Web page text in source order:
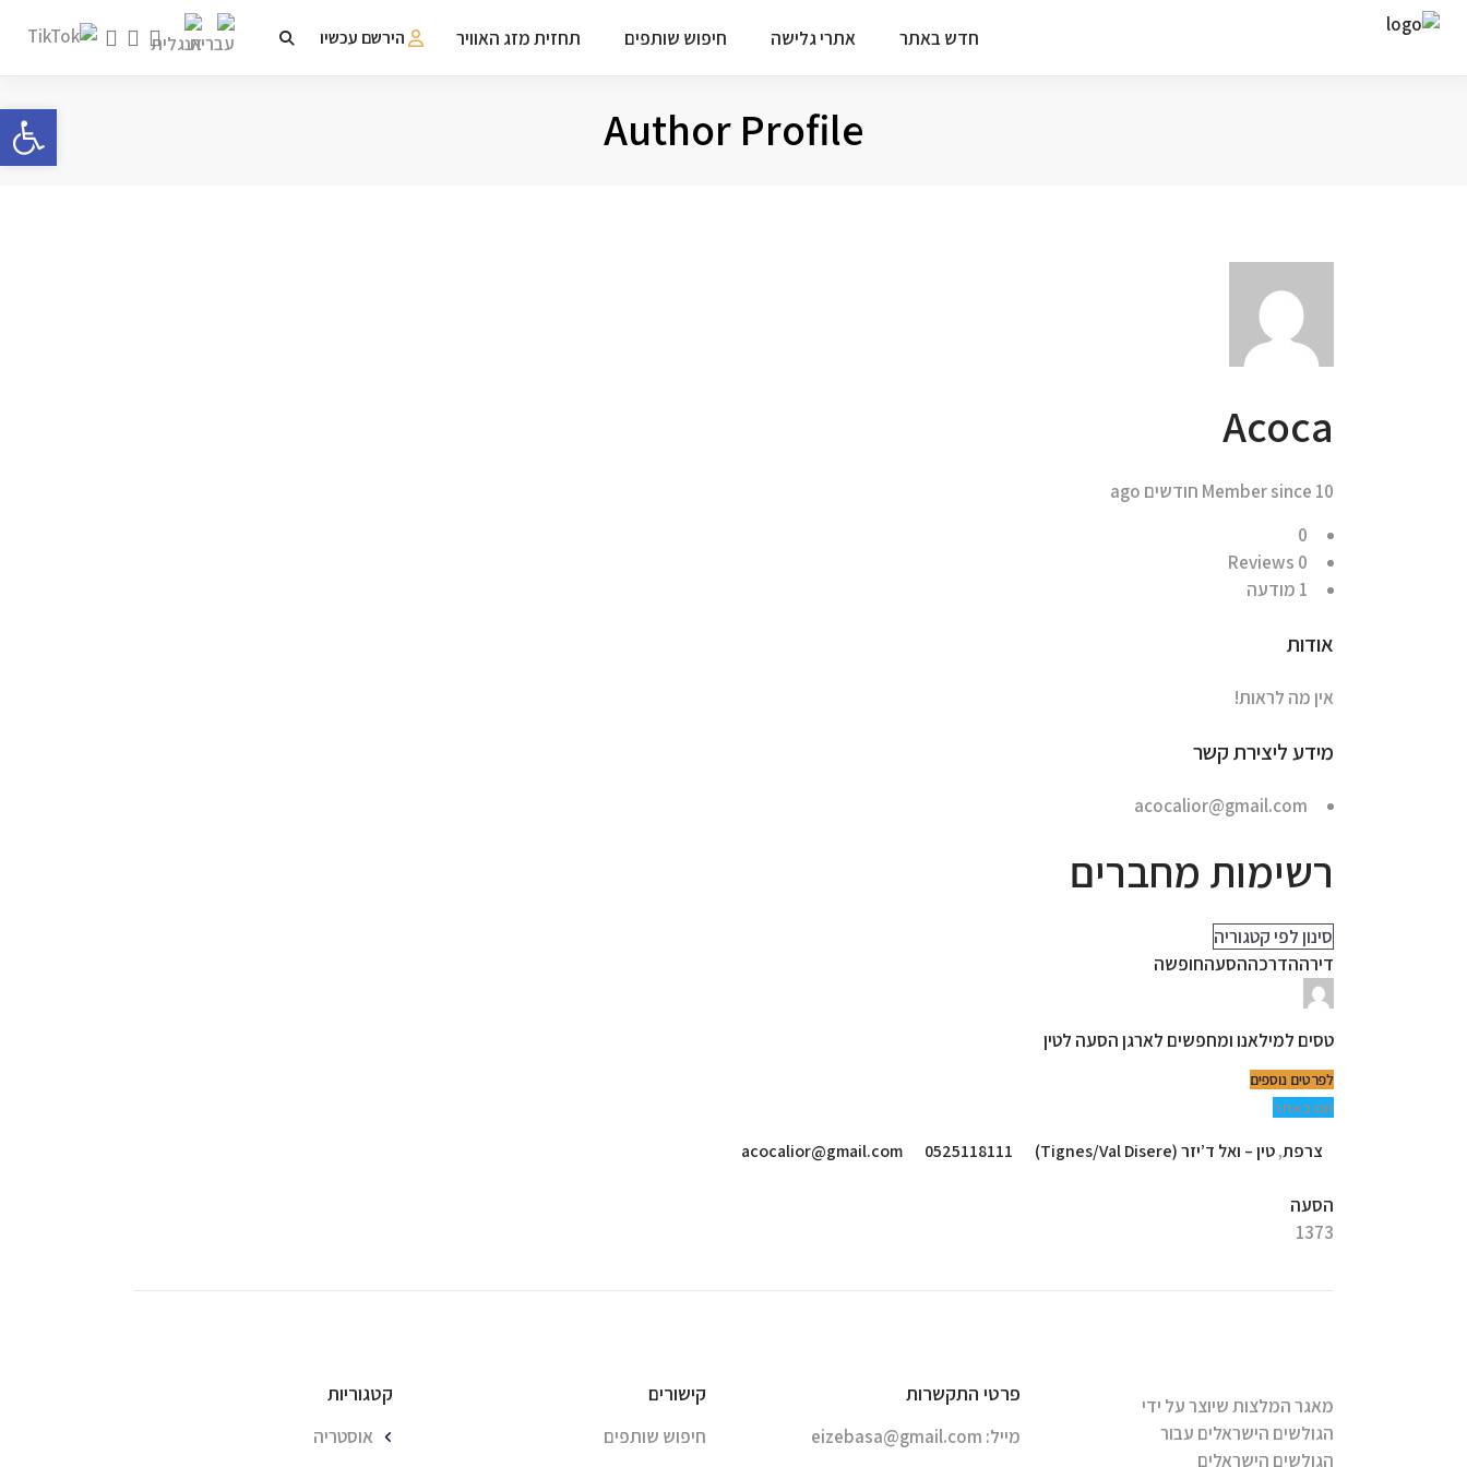
חדש באתר אתרי גלישה חיפוש שותפים תחזית מזג האוויר הירשם עכשיו
Author Profile
Acoca
Member since 10 חודשים ago
0
0
1 מודעה
אודות
אין מה לראות!
מידע ליצירת קשר
acocalior@gmail.com
רשימות מחברים
סינון לפי קטגוריה
דירההדרכההסעהחופשה
טסים למילאנו ומחפשים לארגן הסעה לטין
לפרטים נוספים
חם באתר
צרפת,טין – ואל ד’יזר (Tignes/Val Disere) 0525118111
acocalior@gmail.com
הסעה
1373
קטגוריות
אוסטריה
קישורים
חיפוש שותפים
פרטי התקשרות
מייל: eizebasa@gmail.com
מאגר המלצות שיוצר על ידי
הגולשים הישראלים עבור
הגולשים הישראלים